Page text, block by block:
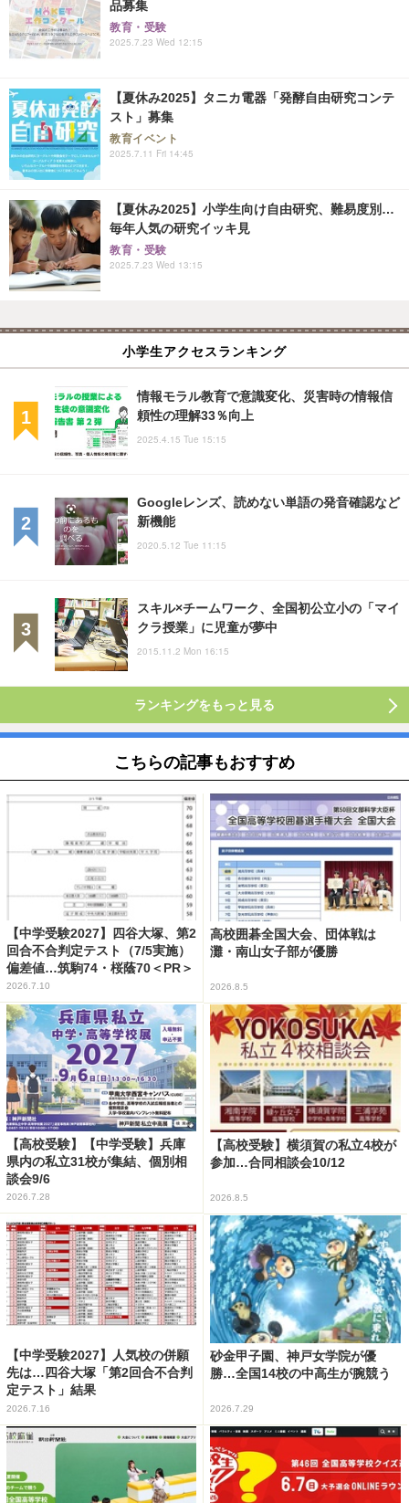
品募集
教育・受験
2025.7.23 Wed 12:15
【夏休み2025】タニカ電器「発酵自由研究コンテ
スト」募集
教育イベント
2025.7.11 Fri 14:45
【夏休み2025】小学生向け自由研究、難易度別…
毎年人気の研究イッキ見
教育・受験
2025.7.23 Wed 13:15
小学生アクセスランキング
情報モラル教育で意識変化、災害時の情報信
頼性の理解33％向上
2025.4.15 Tue 15:15
Googleレンズ、読めない単語の発音確認など
新機能
2020.5.12 Tue 11:15
スキル×チームワーク、全国初公立小の「マイ
クラ授業」に児童が夢中
2015.11.2 Mon 16:15
ランキングをもっと見る
こちらの記事もおすすめ
【中学受験2027】四谷大塚、第2
回合不合判定テスト（7/5実施）
偏差値…筑駒74・桜蔭70＜PR＞
2026.7.10
高校囲碁全国大会、団体戦は
灘・南山女子部が優勝
2026.8.5
【高校受験】【中学受験】兵庫
県内の私立31校が集結、個別相
談会9/6
2026.7.28
【高校受験】横須賀の私立4校が
参加…合同相談会10/12
2026.8.5
【中学受験2027】人気校の併願
先は…四谷大塚「第2回合不合判
定テスト」結果
2026.7.16
砂金甲子園、神戸女学院が優
勝…全国14校の中高生が腕競う
2026.7.29